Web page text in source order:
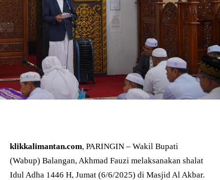
klikkalimantan.com, PARINGIN – Wakil Bupati
(Wabup) Balangan, Akhmad Fauzi melaksanakan shalat
Idul Adha 1446 H, Jumat (6/6/2025) di Masjid Al Akbar.